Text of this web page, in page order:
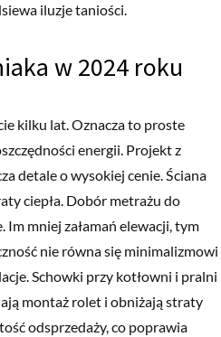
iluzje taniości.
w 2024 roku
kilku lat. Oznacza to proste
energii. Projekt z
detale o wysokiej cenie. Ściana
ciepła. Dobór metrażu do
mniej załamań elewacji, tym
nie równa się minimalizmowi
Schowki przy kotłowni i pralni
montaż rolet i obniżają straty
odsprzedaży, co poprawia